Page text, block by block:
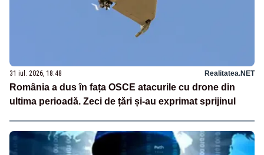
31 iul. 2026, 18:48 Realitatea.NET
România a dus în fața OSCE atacurile cu drone din
ultima perioadă. Zeci de țări și-au exprimat sprijinul